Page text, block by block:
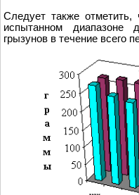
Следует также
испытанном диапазоне
грызунов в течение всего